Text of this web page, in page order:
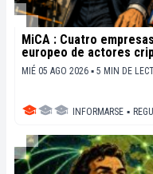
MiCA : Cuatro
europeo de actores
MIÉ 05 AGO 2026 ▪ 5 MIN DE
INFORMARSE ▪